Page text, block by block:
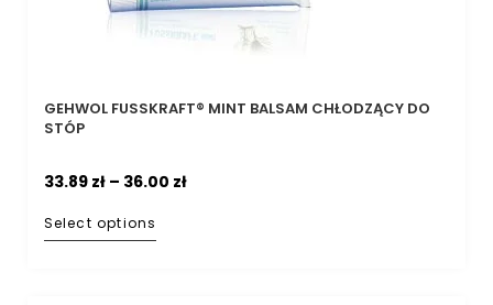
GEHWOL FUSSKRAFT® MINT BALSAM CHŁODZĄCY DO
STÓP
33.89 zł– 36.00 zł
Select options